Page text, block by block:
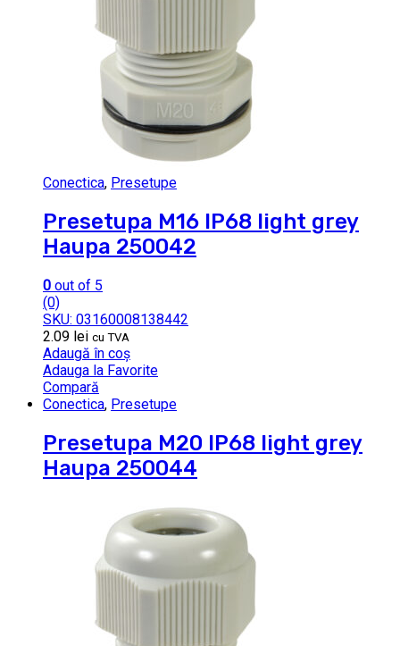
Conectica, Presetupe
Presetupa M16 IP68 light grey
Haupa 250042
0 out of 5
(0)
SKU: 03160008138442
2.09 lei cu TVA
Adaugă în coș
Adauga la Favorite
Compară
Conectica, Presetupe
Presetupa M20 IP68 light grey
Haupa 250044